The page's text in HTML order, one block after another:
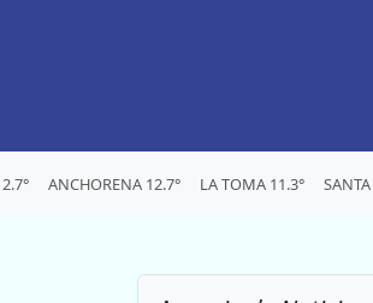
ANCHORENA 12.7° LA TOMA 11.3°